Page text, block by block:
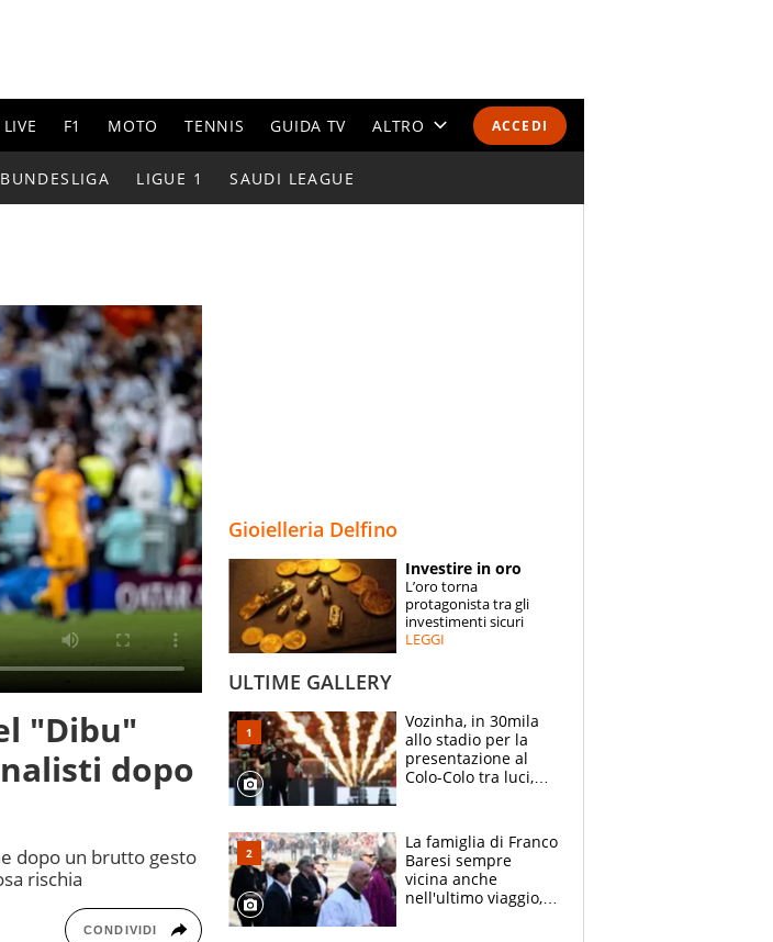
ACCEDI
F1 MOTO TENNIS GUIDA TV ALTRO
ESPERTI
CONTATTI
BUNDESLIGA LIGUE 1 SAUDI LEAGUE
"Dibu"
dopo
dopo un brutto gesto
rischia
CONDIVIDI
Gioielleria Delfino
Investire in oro
L’oro torna
protagonista tra gli
investimenti sicuri
LEGGI
ULTIME GALLERY
Vozinha, in 30mila
allo stadio per la
presentazione al
Colo-Colo tra luci,
La famiglia di Franco
Baresi sempre
vicina anche
nell'ultimo viaggio,